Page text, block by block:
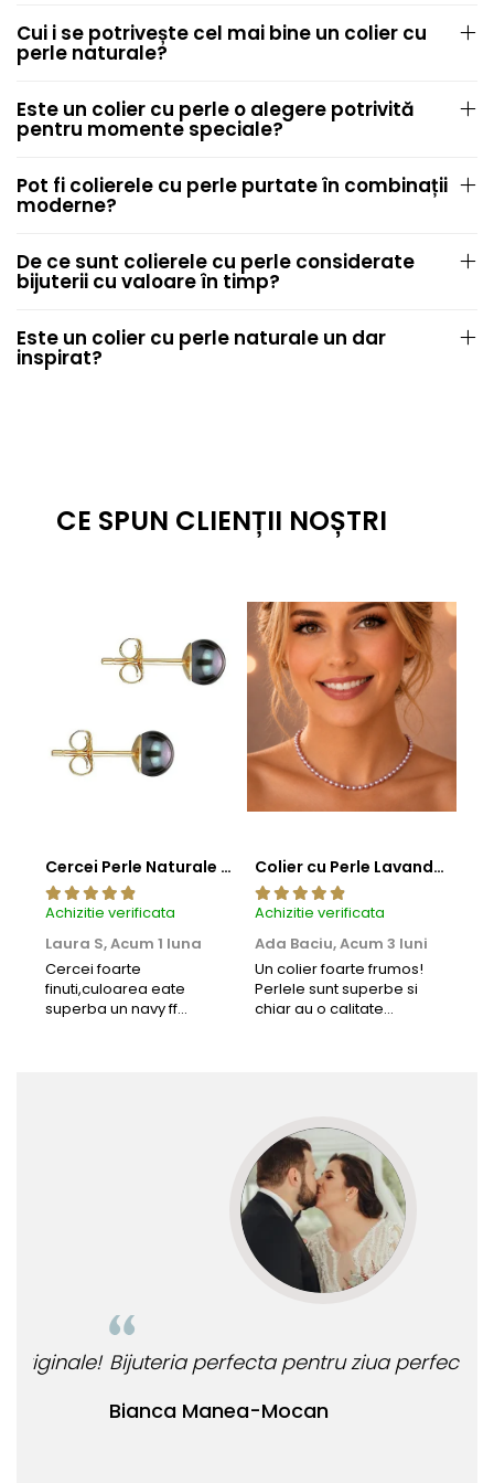
Cui i se potrivește cel mai bine un colier cu
perle naturale?
Este un colier cu perle o alegere potrivită
pentru momente speciale?
Pot fi colierele cu perle purtate în combinații
moderne?
De ce sunt colierele cu perle considerate
bijuterii cu valoare în timp?
Este un colier cu perle naturale un dar
inspirat?
CE SPUN CLIENȚII NOȘTRI
Cercei Perle Naturale Negre 5-6 mm, Buton AAA, Aur 14K (aur 585), Tip Șurub | KASKADDA®
Achizitie verificata
Laura S,Acum 1 luna
Cercei foarte
finuti,culoarea eate
superba un navy ff
Colier cu Perle Lavanda la Baza Gatului, de 4-5 mm, Perle Rare, Calitate AAA+, Aur 14K | KASKADDA®
Achizitie verificata
Ada Baciu,Acum 3 luni
Un colier foarte frumos!
Perlele sunt superbe si
chiar au o calitate
Bianca Manea-Mocan
Bijuteria perfecta pentru ziua perfecta!